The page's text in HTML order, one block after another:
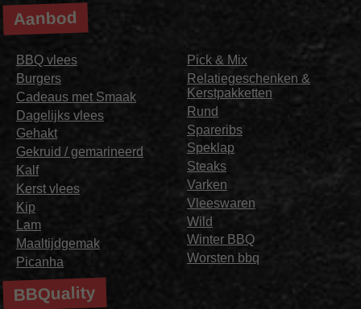
Aanbod
BBQ vlees
Burgers
Cadeaus met Smaak
Dagelijks vlees
Gehakt
Gekruid / gemarineerd
Kalf
Kerst vlees
Kip
Lam
Maaltijdgemak
Picanha
Pick & Mix
Relatiegeschenken &
Kerstpakketten
Rund
Spareribs
Speklap
Steaks
Varken
Vleeswaren
Wild
Winter BBQ
Worsten bbq
BBQuality